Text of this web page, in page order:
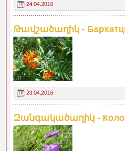
24.04.2016
Թավշածաղիկ -
23.04.2016
Զանգակածաղիկ -